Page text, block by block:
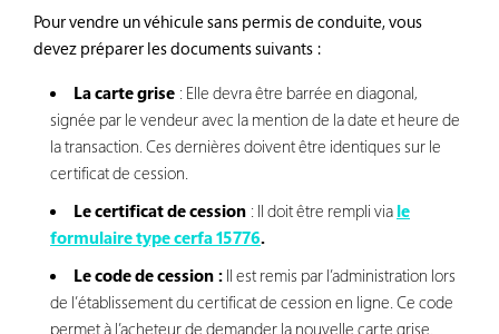
Pour vendre un véhicule sans permis de conduite, vous
devez préparer les documents suivants :
La carte grise : Elle devra être barrée en diagonal,
signée par le vendeur avec la mention de la date et heure de
la transaction. Ces dernières doivent être identiques sur le
certificat de cession.
Le certificat de cession : Il doit être rempli via le
formulaire type cerfa 15776.
Le code de cession : Il est remis par l’administration lors
de l’établissement du certificat de cession en ligne. Ce code
permet à l’acheteur de demander la nouvelle carte grise.